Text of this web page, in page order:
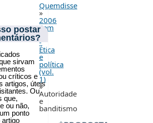
Quemdisse
»
2006
Sem
2
-
Ética
e
política
(vol.
1)
»
Autoridade
e
banditismo
postar
sirvam
críticos e
artigos, úteis
Ou
que,
ou não,
ponto